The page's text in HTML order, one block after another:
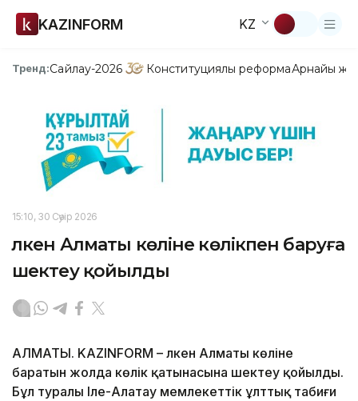
KAZINFORM KZ
Тренд:Сайлау-2026 Конституциялық реформаАрнайы
15:10, 30 Сәуір 2026
Үлкен Алматы көліне көлікпен баруға
шектеу қойылды
АЛМАТЫ. KAZINFORM – Үлкен Алматы көліне
баратын жолда көлік қатынасына шектеу қойылды.
Бұл туралы Іле-Алатау мемлекеттік ұлттық табиғи